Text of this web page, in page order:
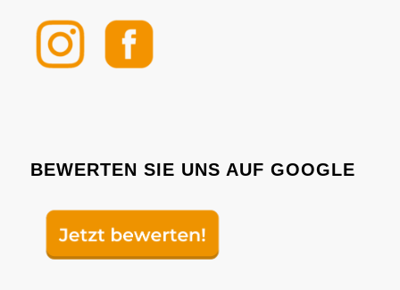
BEWERTEN SIE UNS AUF GOOGLE